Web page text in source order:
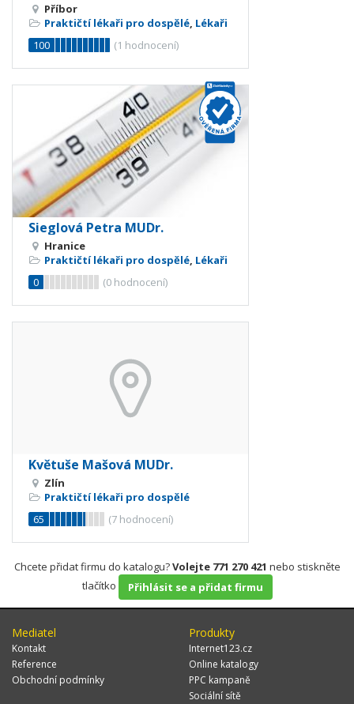
Příbor
Praktičtí lékaři pro dospělé Lékaři
100
(1 hodnocení)
Sieglová Petra MUDr.
Hranice
Praktičtí lékaři pro dospělé, Lékaři
0
(0 hodnocení)
Květuše Mašová MUDr.
Zlín
Praktičtí lékaři pro dospělé
65
(7 hodnocení)
Chcete přidat firmu do katalogu?Volejte 771 270 421 nebo stiskněte
tlačítko
Přihlásit se a přidat firmu
Mediatel
Kontakt
Reference
Obchodní podmínky
Produkty
Internet123.cz
Online katalogy
PPC kampaně
Sociální sítě